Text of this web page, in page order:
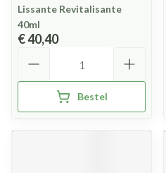
Lissante Revitalisante
40ml
€ 40,40
Bestel